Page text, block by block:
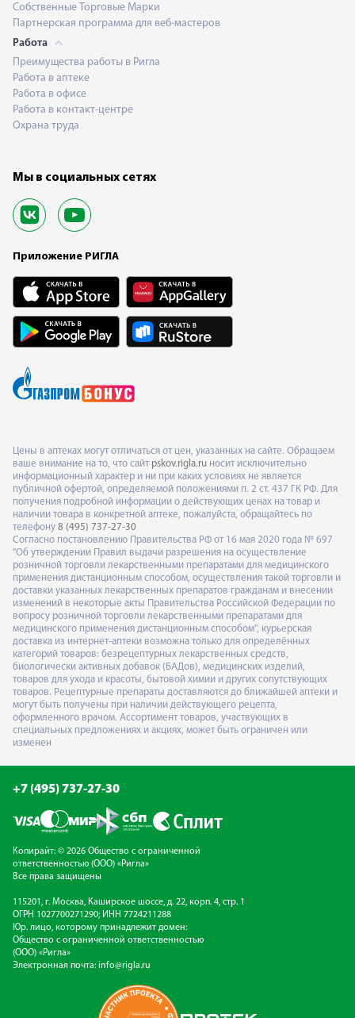
Собственные Торговые Марки
Партнерская программа для веб-мастеров
Работа
Преимущества работы в Ригла
Работа в аптеке
Работа в офисе
Работа в контакт-центре
Охрана труда
Мы в социальных сетях
Приложение РИГЛА
Цены в аптеках могут отличаться от цен, указанных на сайте. Обращаем
ваше внимание на то, что сайт pskov.rigla.ru носит исключительно
информационный характер и ни при каких условиях не является
публичной офертой, определяемой положениями п. 2 ст. 437 ГК РФ. Для
получения подробной информации о действующих ценах на товар и
наличии товара в конкретной аптеке, пожалуйста, обращайтесь по
телефону 8 (495) 737-27-30
Согласно постановлению Правительства РФ от 16 мая 2020 года № 697
"Об утверждении Правил выдачи разрешения на осуществление
розничной торговли лекарственными препаратами для медицинского
применения дистанционным способом, осуществления такой торговли и
доставки указанных лекарственных препаратов гражданам и внесении
изменений в некоторые акты Правительства Российской Федерации по
вопросу розничной торговли лекарственными препаратами для
медицинского применения дистанционным способом", курьерская
доставка из интернет-аптеки возможна только для определённых
категорий товаров: безрецептурных лекарственных средств,
биологически активных добавок (БАДов), медицинских изделий,
товаров для ухода и красоты, бытовой химии и других сопутствующих
товаров. Рецептурные препараты доставляются до ближайшей аптеки и
могут быть получены при наличии действующего рецепта,
оформленного врачом. Ассортимент товаров, участвующих в
специальных предложениях и акциях, может быть ограничен или
изменен
+7 (495) 737-27-30
Копирайт: © 2026 Общество с ограниченной
ответственностью (ООО) «Ригла»
Все права защищены
115201, г. Москва, Каширское шоссе, д. 22, корп. 4, стр. 1
ОГРН 1027700271290; ИНН 7724211288
Юр. лицо, которому принадлежит домен:
Общество с ограниченной ответственностью
(ООО) «Ригла»
Электронная почта: info@rigla.ru